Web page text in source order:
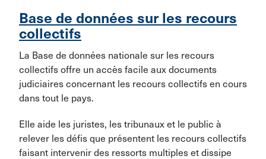
Base de données sur les recours
collectifs
La Base de données nationale sur les recours
collectifs offre un accès facile aux documents
judiciaires concernant les recours collectifs en cours
dans tout le pays.
Elle aide les juristes, les tribunaux et le public à
relever les défis que présentent les recours collectifs
faisant intervenir des ressorts multiples et dissipe